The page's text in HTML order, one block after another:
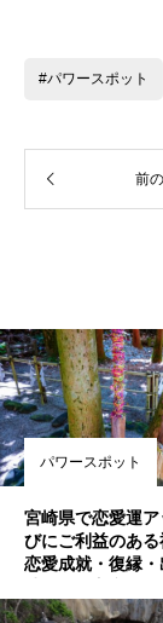
#パワースポット
前
パワースポット
宮崎県で恋愛運
びにご利益のある
恋愛成就・復縁
め・人気・評判